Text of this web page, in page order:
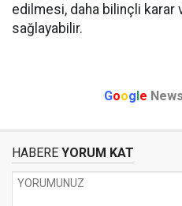
edilmesi, daha bilinçli karar
sağlayabilir.
Google
HABERE YORUM KAT